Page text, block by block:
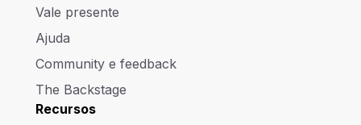
Vale presente
Ajuda
Community e feedback
The Backstage
Recursos